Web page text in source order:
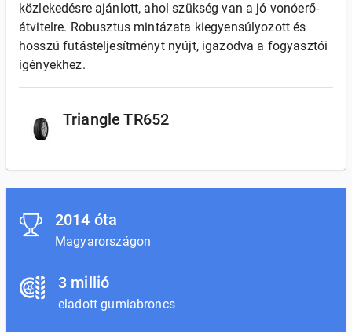
közlekedésre ajánlott, ahol szükség van a jó vonóerő-
átvitelre. Robusztus mintázata kiegyensúlyozott és
hosszú futásteljesítményt nyújt, igazodva a fogyasztói
igényekhez.
Triangle TR652
2014 óta
Magyarországon
3 millió
eladott gumiabroncs